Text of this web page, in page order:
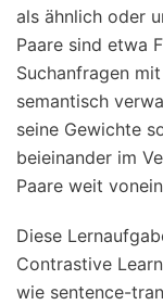
als ähnlich oder
Paare sind etwa
Suchanfragen
semantisch
seine Gewichte
beieinander im
Paare weit
Diese
Contrastive
wie sentence-